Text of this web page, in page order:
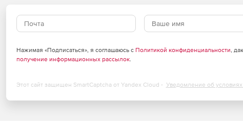
Нажимая «Подписаться», я соглашаюсь с Политикой конфиденциальности,
получение информационных рассылок.
Этот сайт защищен SmartCaptcha от Yandex Cloud - Уведомление об